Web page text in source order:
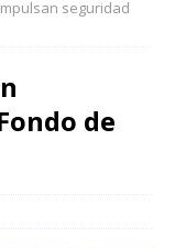
seguridad
de